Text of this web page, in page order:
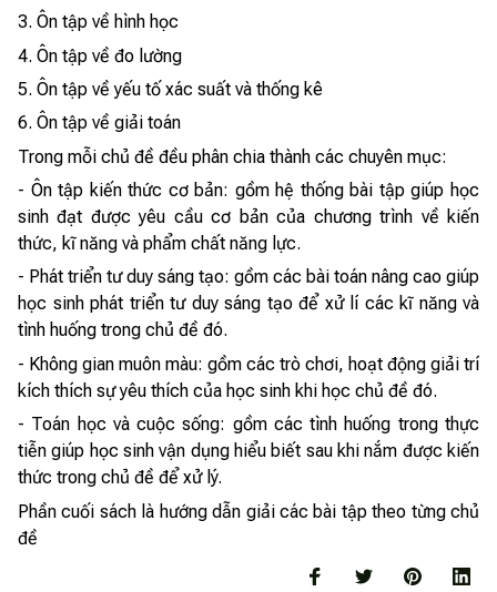
3. Ôn tập về hình học
4. Ôn tập về đo lường
5. Ôn tập về yếu tố xác suất và thống kê
6. Ôn tập về giải toán
Trong mỗi chủ đề đều phân chia thành các chuyên mục:
- Ôn tập kiến thức cơ bản: gồm hệ thống bài tập giúp học
sinh đạt được yêu cầu cơ bản của chương trình về kiến
thức, kĩ năng và phẩm chất năng lực.
- Phát triển tư duy sáng tạo: gồm các bài toán nâng cao giúp
học sinh phát triển tư duy sáng tạo để xử lí các kĩ năng và
tình huống trong chủ đề đó.
- Không gian muôn màu: gồm các trò chơi, hoạt động giải trí
kích thích sự yêu thích của học sinh khi học chủ đề đó.
- Toán học và cuộc sống: gồm các tình huống trong thực
tiễn giúp học sinh vận dụng hiểu biết sau khi nắm được kiến
thức trong chủ đề để xử lý.
Phần cuối sách là hướng dẫn giải các bài tập theo từng chủ
đề